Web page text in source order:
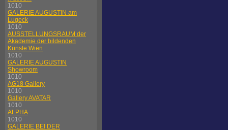
1010
GALERIE AUGUSTIN am
Lugeck
1010
AUSSTELLUNGSRAUM der
Akademie der bildenden
Künste Wien
1010
GALERIE AUGUSTIN
Showroom
1010
AG18 Gallery
1010
Gallery AVATAR
1010
ALPHA
1010
GALERIE BEI DER